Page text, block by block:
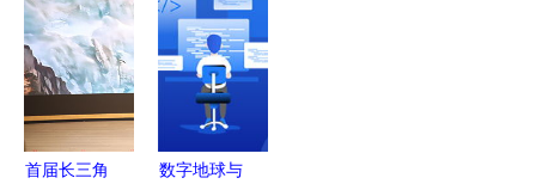
新大赛 软
件创新赢未
来——数字
文化创意软
件的崛起与
深耕数字文
化创意与AI
孵化新生态
首届长三角 数字地球与